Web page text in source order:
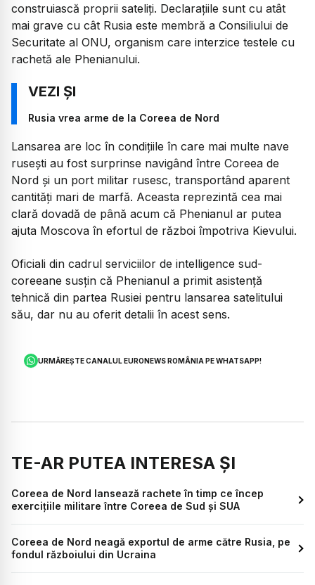
construiască proprii sateliți. Declarațiile sunt cu atât
mai grave cu cât Rusia este membră a Consiliului de
Securitate al ONU, organism care interzice testele cu
rachetă ale Phenianului.
Rusia vrea arme de la Coreea de Nord
Lansarea are loc în condițiile în care mai multe nave
rusești au fost surprinse navigând între Coreea de
Nord și un port militar rusesc, transportând aparent
cantități mari de marfă. Aceasta reprezintă cea mai
clară dovadă de până acum că Phenianul ar putea
ajuta Moscova în efortul de război împotriva Kievului.
Oficiali din cadrul serviciilor de intelligence sud-
coreeane susțin că Phenianul a primit asistență
tehnică din partea Rusiei pentru lansarea satelitului
său, dar nu au oferit detalii în acest sens.
URMĂREȘTE CANALUL EURONEWS ROMÂNIA PE WHATSAPP!
TE-AR PUTEA INTERESA ȘI
Coreea de Nord lansează rachete în timp ce încep
exercițiile militare între Coreea de Sud și SUA
Coreea de Nord neagă exportul de arme către Rusia, pe
fondul războiului din Ucraina